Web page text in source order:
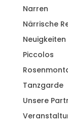
Narren
Närrische
Neuigkeiten
Piccolos
Tanzgarde
Unsere